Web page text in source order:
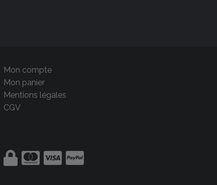
Mon compte
Mon panier
Mentions légales
CGV